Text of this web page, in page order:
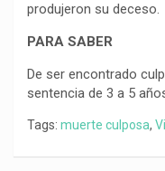
produjeron su deceso.
PARA SABER
De ser encontrado
sentencia de 3 a 5
Tags: muerte culposa,